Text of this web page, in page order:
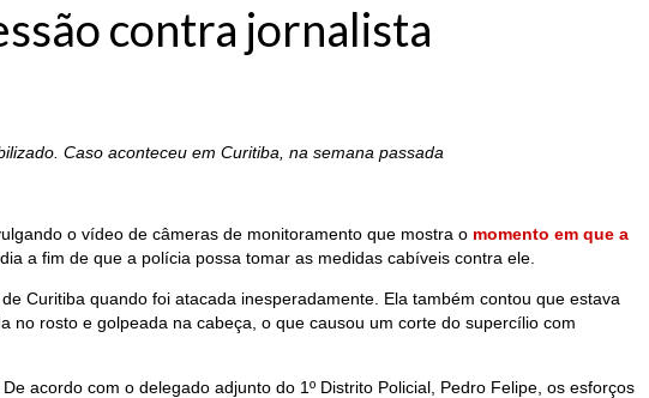
contra jornalista
Caso aconteceu em Curitiba, na semana passada
o vídeo de câmeras de monitoramento que mostra o momento em que a
a fim de que a polícia possa tomar as medidas cabíveis contra ele.
Curitiba quando foi atacada inesperadamente. Ela também contou que estava
no rosto e golpeada na cabeça, o que causou um corte do supercílio com
acordo com o delegado adjunto do 1º Distrito Policial, Pedro Felipe, os esforços